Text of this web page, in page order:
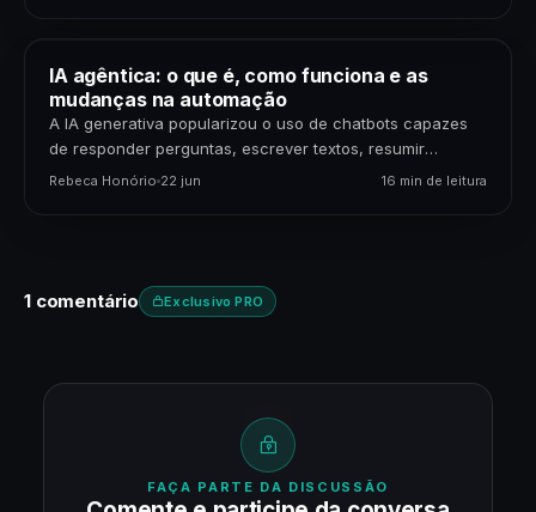
IA agêntica: o que é, como funciona e as
mudanças na automação
A IA generativa popularizou o uso de chatbots capazes
de responder perguntas, escrever textos, resumir
documentos e gerar código. Mas uma nova etapa da…
Rebeca Honório 22 jun 16 min de leitura
1 comentário Exclusivo PRO
FAÇA PARTE DA DISCUSSÃO